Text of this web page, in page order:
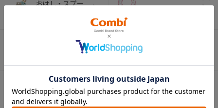
おはし・スプー
（お口のケア）
（ヘルメット）
ペット用品